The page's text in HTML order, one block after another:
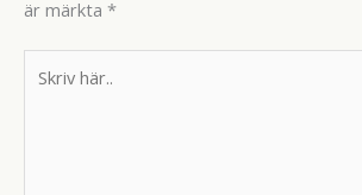
är märkta *
här..